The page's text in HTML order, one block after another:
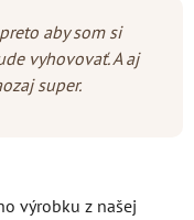
aby som si
vyhovovať. A aj
super.
výrobku z našej